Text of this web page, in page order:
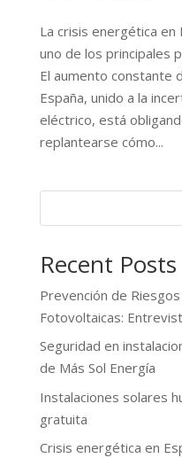
La crisis energética en
uno de los principales
El aumento constante
España, unido a la
eléctrico, está
replantearse cómo...
Recent Posts
Prevención de
Fotovoltaicas:
Seguridad en
de Más Sol Energía
Instalaciones solares
gratuita
Crisis energética en